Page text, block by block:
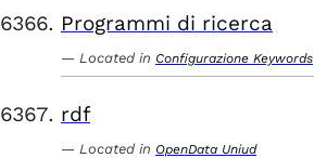
Programmi di ricerca
Located in Configurazione Keywords
rdf
Located in OpenData Uniud